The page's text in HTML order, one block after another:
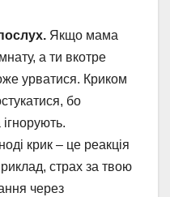
Якщо мама
а ти вкотре
урватися. Криком
бо
крик – це реакція
страх за твою
через